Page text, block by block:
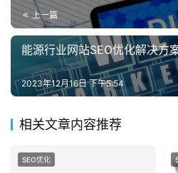
联
系
们
上一篇
能源行业网站SEO优化解决方
2023年12月16日 下午5:54
相关文章内容推荐
SEO优化